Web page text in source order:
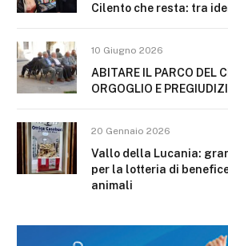
Cilento che resta: tra
10 Giugno 2026
ABITARE IL PARCO DEL
ORGOGLIO E
20 Gennaio 2026
Vallo della Lucania:
per la lotteria di
animali